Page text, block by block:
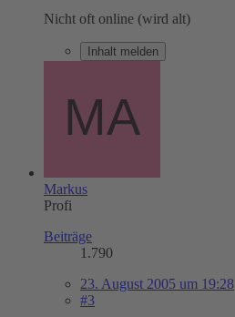
Nicht oft online (wird alt)
Inhalt melden
Markus
Profi
Beiträge
1.790
23. August 2005 um 19:28
#3